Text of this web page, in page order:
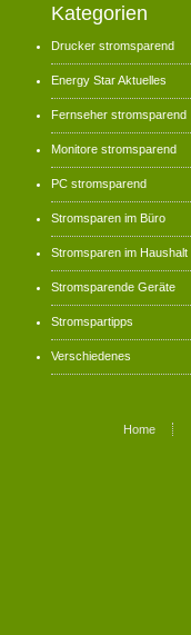
Kategorien
Drucker stromsparend
Energy Star Aktuelles
Fernseher stromsparend
Monitore stromsparend
PC stromsparend
Stromsparen im Büro
Stromsparen im Haushalt
Stromsparende Geräte
Stromspartipps
Verschiedenes
Home